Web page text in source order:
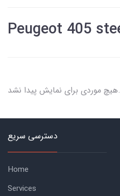
Peugeot 405
هیچ موردی برای نمایش پیدا نشد.
دسترسی سریع
Home
Services